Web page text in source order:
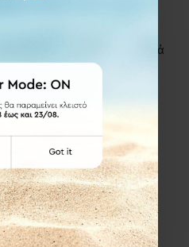
απορρυπαντικά, καυστικά
των προϊόντων.
για να διατηρήσετε το
Νίκελ Σατινέ
ΕΤΑΙΡΕΙΑΣ